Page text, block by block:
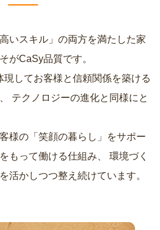
いスキル」の両方を満たした家
がCaSy品質です。
してお客様と信頼関係を築ける
様の「笑顔の暮らし」をサポー
もって働ける仕組み、
活かしつつ整え続けています。